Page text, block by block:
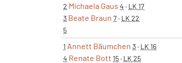
2 Michaela Gaus 4 · LK 17
3 Beate Braun 7· LK 22
5
1 Annett Bäumchen 3· LK 16
4 Renate Bott 15· LK 25